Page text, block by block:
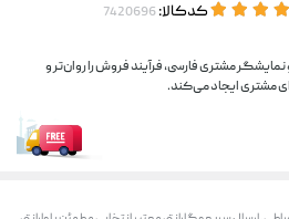
کدکالا:
نمایشگر مشتری فارسی، فرآیند فروش را روان‌تر و
مشتری ایجاد می‌کند.